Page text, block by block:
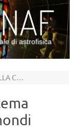
di astrofisica
A CENTO ANNI LUCE DALLA TERRA, NELLA CHIOMA DI BERENICE